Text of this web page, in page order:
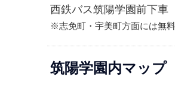
西鉄バス筑陽学園前下
※志免町・宇美町方面には無
筑陽学園内マップ